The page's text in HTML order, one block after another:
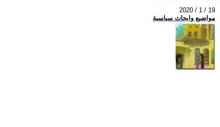
2020 / 1 / 19
مواضيع وابحاث سياسية